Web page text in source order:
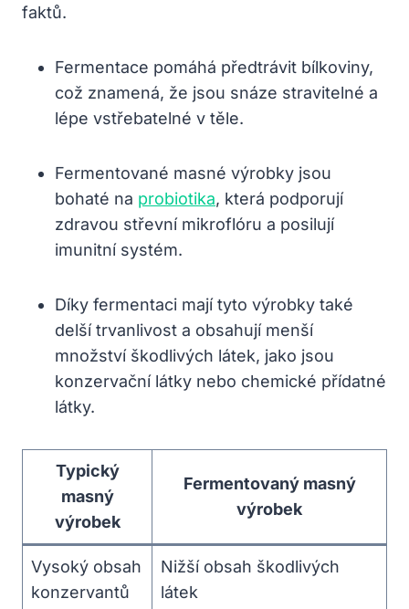
faktů.
Fermentace pomáhá předtrávit bílkoviny,
což znamená, že jsou snáze stravitelné a
lépe vstřebatelné v těle.
Fermentované masné‍ výrobky jsou
bohaté na probiotika, která podporují
zdravou‌ střevní mikroflóru ⁢a posilují
imunitní systém.
Díky fermentaci mají tyto výrobky také
delší trvanlivost a obsahují menší
množství škodlivých látek, jako jsou
konzervační látky nebo‌ chemické přídatné
látky.
Typický
masný
výrobek
Fermentovaný masný
výrobek
Vysoký obsah
konzervantů
Nižší obsah ‍škodlivých
látek